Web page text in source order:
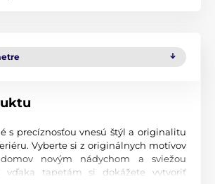
s precíznosťou vnesú štýl a originalitu
Vyberte si z originálnych motívov
novým nádychom a sviežou
vďaka tapetám si dokážete vytvoriť